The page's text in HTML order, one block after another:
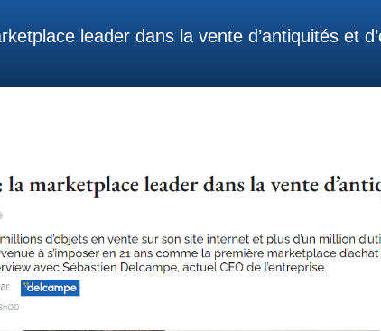
leader dans la vente d’antiquités et